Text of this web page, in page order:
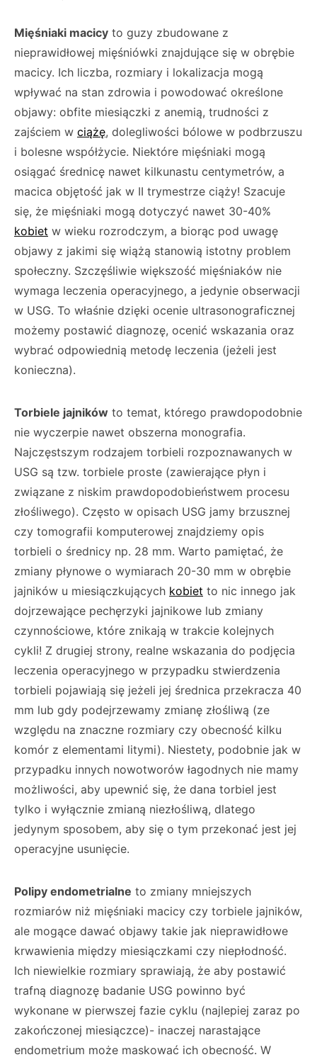
Mięśniaki macicy to guzy zbudowane z
nieprawidłowej mięśniówki znajdujące się w obrębie
macicy. Ich liczba, rozmiary i lokalizacja mogą
wpływać na stan zdrowia i powodować określone
objawy: obfite miesiączki z anemią, trudności z
zajściem w ciążę, dolegliwości bólowe w podbrzuszu
i bolesne współżycie. Niektóre mięśniaki mogą
osiągać średnicę nawet kilkunastu centymetrów, a
macica objętość jak w II trymestrze ciąży! Szacuje
się, że mięśniaki mogą dotyczyć nawet 30-40%
kobiet w wieku rozrodczym, a biorąc pod uwagę
objawy z jakimi się wiążą stanowią istotny problem
społeczny. Szczęśliwie większość mięśniaków nie
wymaga leczenia operacyjnego, a jedynie obserwacji
w USG. To właśnie dzięki ocenie ultrasonograficznej
możemy postawić diagnozę, ocenić wskazania oraz
wybrać odpowiednią metodę leczenia (jeżeli jest
konieczna).
Torbiele jajników to temat, którego prawdopodobnie
nie wyczerpie nawet obszerna monografia.
Najczęstszym rodzajem torbieli rozpoznawanych w
USG są tzw. torbiele proste (zawierające płyn i
związane z niskim prawdopodobieństwem procesu
złośliwego). Często w opisach USG jamy brzusznej
czy tomografii komputerowej znajdziemy opis
torbieli o średnicy np. 28 mm. Warto pamiętać, że
zmiany płynowe o wymiarach 20-30 mm w obrębie
jajników u miesiączkujących kobiet to nic innego jak
dojrzewające pechęrzyki jajnikowe lub zmiany
czynnościowe, które znikają w trakcie kolejnych
cykli! Z drugiej strony, realne wskazania do podjęcia
leczenia operacyjnego w przypadku stwierdzenia
torbieli pojawiają się jeżeli jej średnica przekracza 40
mm lub gdy podejrzewamy zmianę złośliwą (ze
względu na znaczne rozmiary czy obecność kilku
komór z elementami litymi). Niestety, podobnie jak w
przypadku innych nowotworów łagodnych nie mamy
możliwości, aby upewnić się, że dana torbiel jest
tylko i wyłącznie zmianą niezłośliwą, dlatego
jedynym sposobem, aby się o tym przekonać jest jej
operacyjne usunięcie.
Polipy endometrialne to zmiany mniejszych
rozmiarów niż mięśniaki macicy czy torbiele jajników,
ale mogące dawać objawy takie jak nieprawidłowe
krwawienia między miesiączkami czy niepłodność.
Ich niewielkie rozmiary sprawiają, że aby postawić
trafną diagnozę badanie USG powinno być
wykonane w pierwszej fazie cyklu (najlepiej zaraz po
zakończonej miesiączce)- inaczej narastające
endometrium może maskować ich obecność. W